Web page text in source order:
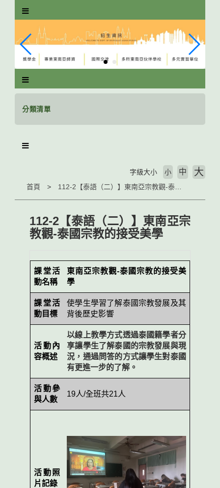
分類清單
首頁
字級大小 小 中 大
112-2【泰語（二）】東南亞宗
教觀-泰國宗教的接受美學
課堂活
動名稱
東南亞宗教觀-泰國宗教的接受美
學
課堂活
動目標
使學生學習了解泰國宗教發展及其
背後歷史影響
活動內
容概述
以線上教學方式透過泰國籍學者分
享讓學生了解泰國的宗教發展與現
況，通過問答的方式讓學生對泰國
有更進一步的了解。
活動參
與人數
19人/全班共21人
活動照
片記錄